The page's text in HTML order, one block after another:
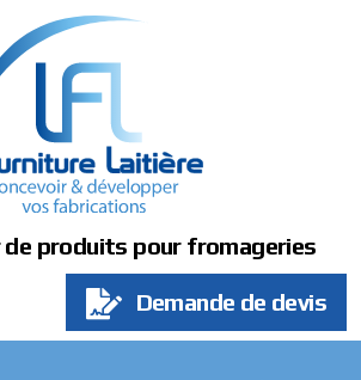
produits pour fromageries
Demande de devis
des cookies